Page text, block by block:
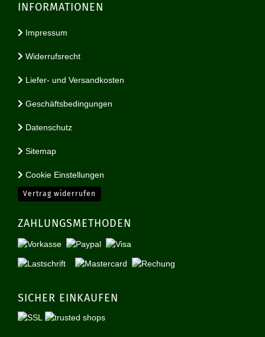
INFORMATIONEN
Impressum
Widerrufsrecht
Liefer- und Versandkosten
Geschäftsbedingungen
Datenschutz
Sitemap
Cookie Einstellungen
Vertrag widerrufen
ZAHLUNGSMETHODEN
SICHER EINKAUFEN